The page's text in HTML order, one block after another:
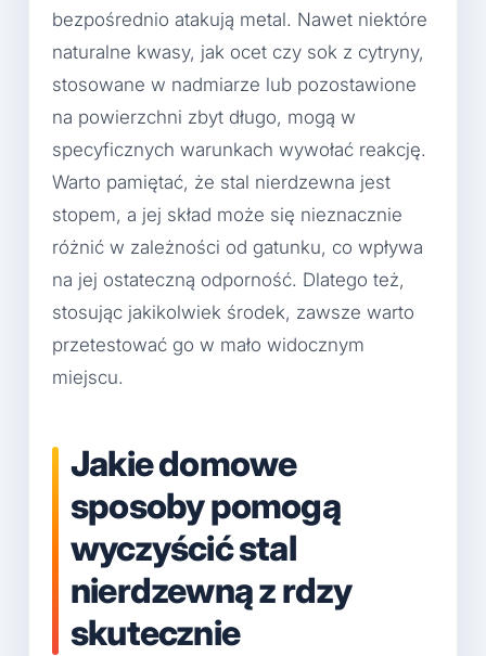
bezpośrednio atakują metal. Nawet niektóre
naturalne kwasy, jak ocet czy sok z cytryny,
stosowane w nadmiarze lub pozostawione
na powierzchni zbyt długo, mogą w
specyficznych warunkach wywołać reakcję.
Warto pamiętać, że stal nierdzewna jest
stopem, a jej skład może się nieznacznie
różnić w zależności od gatunku, co wpływa
na jej ostateczną odporność. Dlatego też,
stosując jakikolwiek środek, zawsze warto
przetestować go w mało widocznym
miejscu.
Jakie domowe
sposoby pomogą
wyczyścić stal
nierdzewną z rdzy
skutecznie